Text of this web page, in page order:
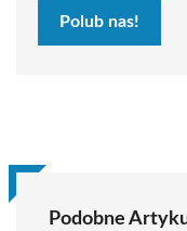
Polub nas!
Podobne